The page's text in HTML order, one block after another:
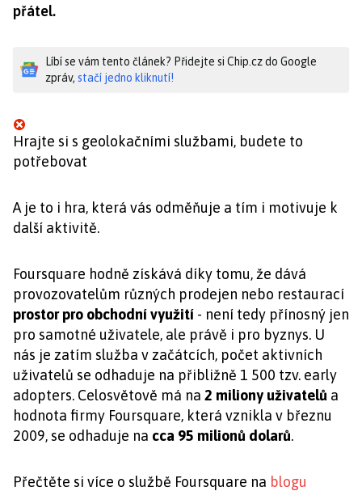
přátel.
Líbí se vám tento článek? Přidejte si Chip.cz do Google
zpráv, stačí jedno kliknutí!
Hrajte si s geolokačními službami, budete to
potřebovat
A je to i hra, která vás odměňuje a tím i motivuje k
další aktivitě.
Foursquare hodně získává díky tomu, že dává
provozovatelům různých prodejen nebo restaurací
prostor pro obchodní využití - není tedy přínosný jen
pro samotné uživatele, ale právě i pro byznys. U
nás je zatím služba v začátcích, počet aktivních
uživatelů se odhaduje na přibližně 1 500 tzv. early
adopters. Celosvětově má na 2 miliony uživatelů a
hodnota firmy Foursquare, která vznikla v březnu
2009, se odhaduje na cca 95 milionů dolarů.
Přečtěte si více o službě Foursquare na blogu